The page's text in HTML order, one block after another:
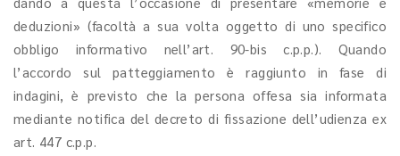
deduzioni» (facoltà a sua volta oggetto di uno specifico
obbligo informativo nell’art. 90-bis c.p.p.). Quando
l’accordo sul patteggiamento è raggiunto in fase di
indagini, è previsto che la persona offesa sia informata
mediante notifica del decreto di fissazione dell’udienza ex
art. 447 c.p.p.